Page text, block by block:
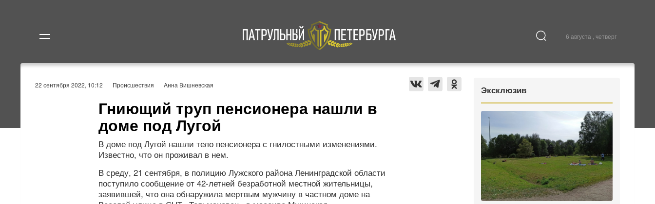
6 августа , четверг
Происшествия Культура
22 сентября 2022, 10:12 Происшествия Анна Вишневская
Гниющий труп пенсионера нашли в
доме под Лугой
В доме под Лугой нашли тело пенсионера с гнилостными изменениями.
Известно, что он проживал в нем.
В среду, 21 сентября, в полицию Лужского района Ленинградской области
поступило сообщение от 42-летней безработной местной жительницы,
заявившей, что она обнаружила мертвым мужчину в частном доме на
Эксклюзив